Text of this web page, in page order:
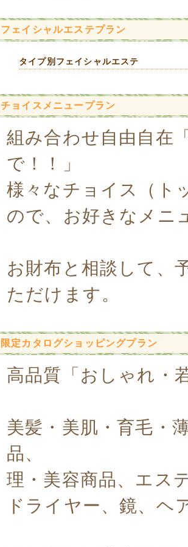
フェイシャルエステプラン
タイプ別フェイシャルエステ
チョイスメニュープラン
組み合わせ自由自在
で！！」
様々なチョイス（ト
ので、お好きなメニ
お財布と相談して、
ただけます。
限定カタログショッピングプラン
高品質「おしゃれ・
美髪・美肌・育毛・
品、
理・美容商品、エス
ドライヤー、鏡、ヘ